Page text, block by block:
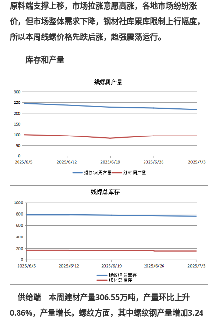
原料端支撑上移，市场拉涨意愿高涨，各地市场纷纷涨
价，但市场整体需求下降，钢材社库累库限制上行幅度，
所以本周线螺价格先跌后涨，趋强震荡运行。
库存和产量
供给端 本周建材产量306.55万吨，产量环比上升
0.86%，产量增长。螺纹方面，其中螺纹钢产量增加3.24